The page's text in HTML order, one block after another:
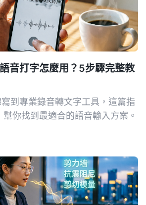
音打字怎麼用？5步驟完整教
到專業錄音轉文字工具，這篇指
你找到最適合的語音輸入方案。